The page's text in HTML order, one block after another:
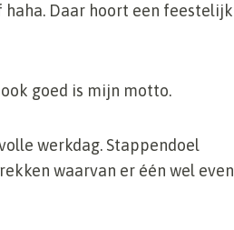
haha. Daar hoort een feestelijk
goed is mijn motto.
werkdag. Stappendoel
waarvan er één wel even